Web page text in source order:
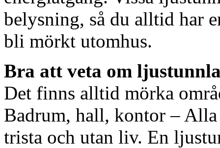
belysning, så du alltid har
bli mörkt utomhus.
Bra att veta om
Det finns alltid mörka
Badrum, hall, kontor – Alla
trista och utan liv. En